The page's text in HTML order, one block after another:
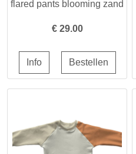
flared pants blooming zand
€ 29.00